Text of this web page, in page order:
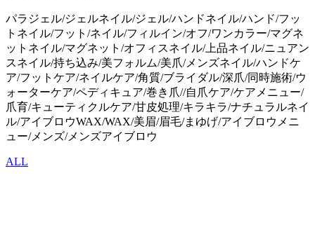
パラジェル/ジェルネイル/ジェル/ハンドネイル/ハンド/フッ
トネイル/フット/ネイル/フィルイン/オフ/ワンカラー/マグネ
ットネイル/マグネット/オフィスネイル/上品ネイル/ニュアン
スネイル/持ち込み/美フォルム/美爪/メンズネイル/ハンドケ
ア/フットケア/ネイルケア/角質/ブライダル/深爪/同時施術/ウ
ォーターケア/ペディキュア/巻き爪//自爪ケア/ケアメニュー/
爪育/キューティクルケア/甘皮処理/キラキラ/ナチュラルネイ
ル/アイブロウWAX/WAX/美眉/眉毛/まゆげ/アイブロウメニ
ュー/メンズ/メンズアイブロウ
ALL